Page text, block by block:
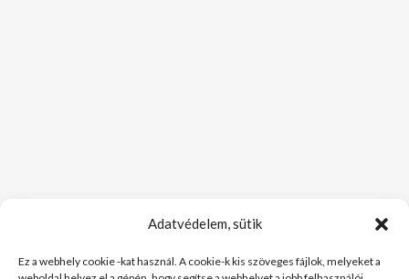
Adatvédelem, sütik
Ez a webhely cookie -kat használ. A cookie-k kis szöveges fájlok, melyeket a